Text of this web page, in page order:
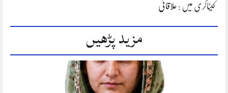
کیٹاگری میں : علاقائی
مزید پڑھیں